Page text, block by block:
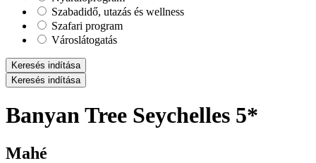
Szabadidő, utazás és wellness
Szafari program
Városlátogatás
Keresés indítása
Keresés indítása
Banyan Tree Seychelles 5*
Mahé